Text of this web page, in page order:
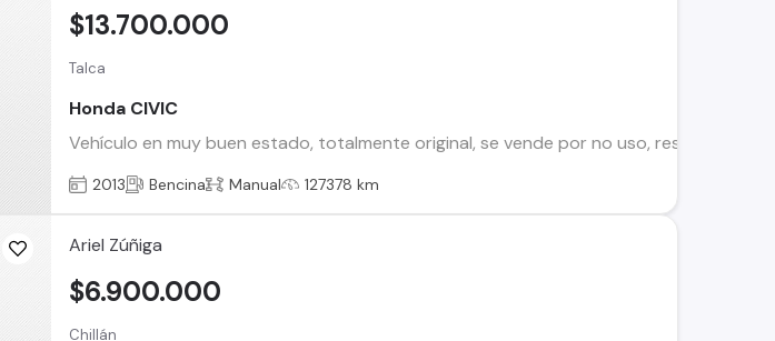
Talca
Honda CIVIC
Vehículo en muy buen estado, totalmente original, se vende por no uso, respondo
$13.700.000
2013 Bencina Manual 127378 km
Ariel Zúñiga
Chillán
$6.900.000